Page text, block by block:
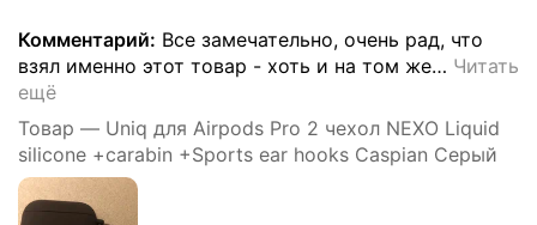
Комментарий: Все замечательно, очень рад, что
взял именно этот товар - хоть и на том же… Читать
ещё
Товар — Uniq для Airpods Pro 2 чехол NEXO Liquid
silicone +carabin +Sports ear hooks Caspian Серый